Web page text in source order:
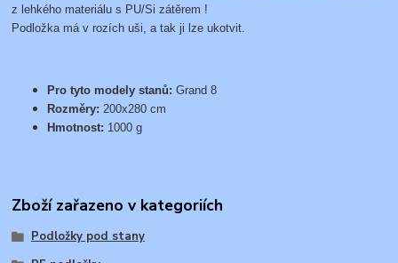
z lehkého materiálu s PU/Si zátěrem !
Podložka má v rozích uši, a tak ji lze ukotvit.
Pro tyto modely stanů: Grand 8
Rozměry:200x280 cm
Hmotnost: 1000 g
Zboží zařazeno v kategoriích
Podložky pod stany